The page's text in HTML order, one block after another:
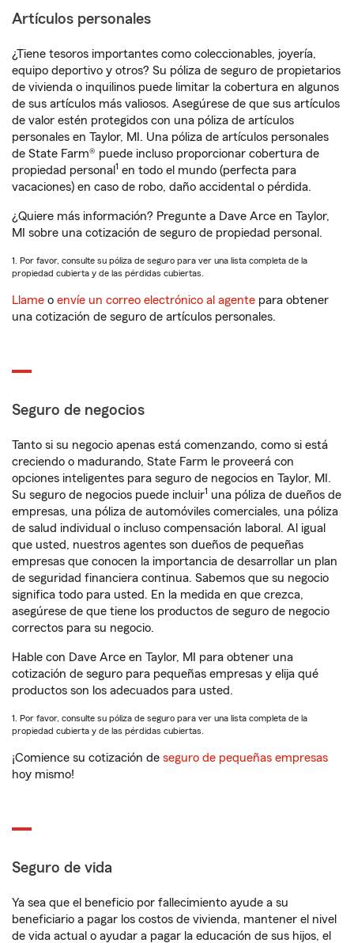
Artículos personales
¿Tiene tesoros importantes como coleccionables, joyería,
equipo deportivo y otros? Su póliza de seguro de propietarios
de vivienda o inquilinos puede limitar la cobertura en algunos
de sus artículos más valiosos. Asegúrese de que sus artículos
de valor estén protegidos con una póliza de artículos
personales en Taylor, MI. Una póliza de artículos personales
de State Farm® puede incluso proporcionar cobertura de
propiedad personal 1 en todo el mundo (perfecta para
vacaciones) en caso de robo, daño accidental o pérdida.
¿Quiere más información? Pregunte a Dave Arce en Taylor,
MI sobre una cotización de seguro de propiedad personal.
1. Por favor, consulte su póliza de seguro para ver una lista completa de la
propiedad cubierta y de las pérdidas cubiertas.
Llame o envíe un correo electrónico al agente para obtener
una cotización de seguro de artículos personales.
Seguro de negocios
Tanto si su negocio apenas está comenzando, como si está
creciendo o madurando, State Farm le proveerá con
opciones inteligentes para seguro de negocios en Taylor, MI.
Su seguro de negocios puede incluir1 una póliza de dueños de
empresas, una póliza de automóviles comerciales, una póliza
de salud individual o incluso compensación laboral. Al igual
que usted, nuestros agentes son dueños de pequeñas
empresas que conocen la importancia de desarrollar un plan
de seguridad financiera continua. Sabemos que su negocio
significa todo para usted. En la medida en que crezca,
asegúrese de que tiene los productos de seguro de negocio
correctos para su negocio.
Hable con Dave Arce en Taylor, MI para obtener una
cotización de seguro para pequeñas empresas y elija qué
productos son los adecuados para usted.
1. Por favor, consulte su póliza de seguro para ver una lista completa de la
propiedad cubierta y de las pérdidas cubiertas.
¡Comience su cotización de seguro de pequeñas empresas
hoy mismo!
Seguro de vida
Ya sea que el beneficio por fallecimiento ayude a su
beneficiario a pagar los costos de vivienda, mantener el nivel
de vida actual o ayudar a pagar la educación de sus hijos, el